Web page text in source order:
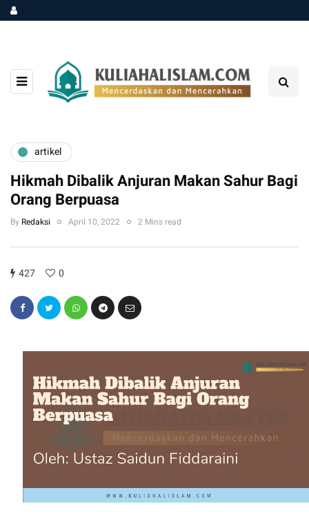
artikel
Hikmah Dibalik Anjuran Makan Sahur Bagi
Orang Berpuasa
By Redaksi April 10, 2022 2 Mins read
427 0